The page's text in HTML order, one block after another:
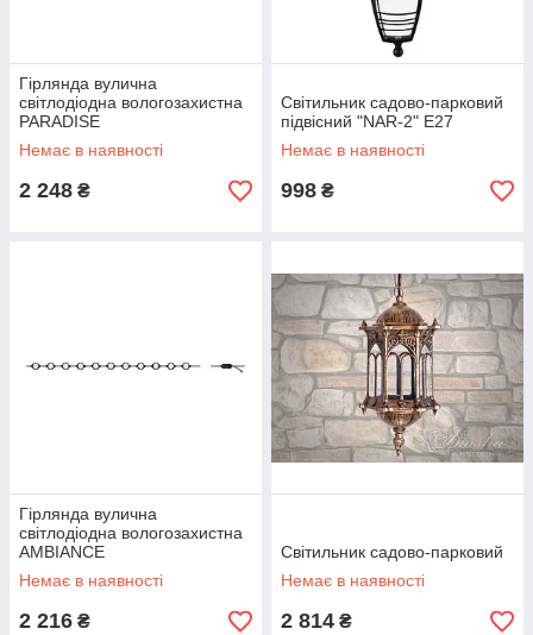
Гірлянда вулична
світлодіодна вологозахистна
PARADISE
Немає в наявності
2 248 ₴
Світильник садово-парковий
підвісний "NAR-2" Е27
Немає в наявності
998 ₴
Гірлянда вулична
світлодіодна вологозахистна
AMBIANCE
Немає в наявності
2 216 ₴
Світильник садово-парковий
Немає в наявності
2 814 ₴